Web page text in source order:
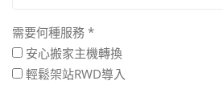
需要何種服務 *
安心搬家主機轉換
輕鬆架站RWD導入